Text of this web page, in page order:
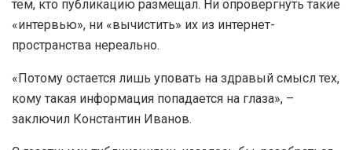
тем, кто публикацию размещал. Ни опровергнуть такие
«интервью», ни «вычистить» их из интернет-
пространства нереально.
«Потому остается лишь уповать на здравый смысл тех,
кому такая информация попадается на глаза», –
заключил Константин Иванов.